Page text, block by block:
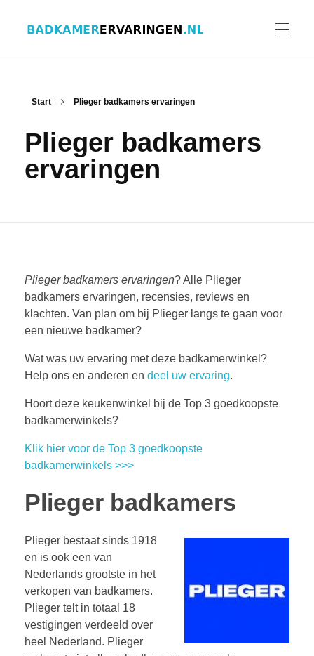
ERVARINGEN BADKAMERS
CONTACT
Start Plieger badkamers ervaringen
Plieger badkamers
ervaringen
Plieger badkamers ervaringen? Alle Plieger
badkamers ervaringen, recensies, reviews en
klachten. Van plan om bij Plieger langs te gaan voor
een nieuwe badkamer?
Wat was uw ervaring met deze badkamerwinkel?
Help ons en anderen en deel uw ervaring.
Hoort deze keukenwinkel bij de Top 3 goedkoopste
badkamerwinkels?
Klik hier voor de Top 3 goedkoopste
badkamerwinkels >>>
Plieger badkamers
Plieger bestaat sinds 1918
en is ook een van
Nederlands grootste in het
verkopen van badkamers.
Plieger telt in totaal 18
vestigingen verdeeld over
heel Nederland. Plieger